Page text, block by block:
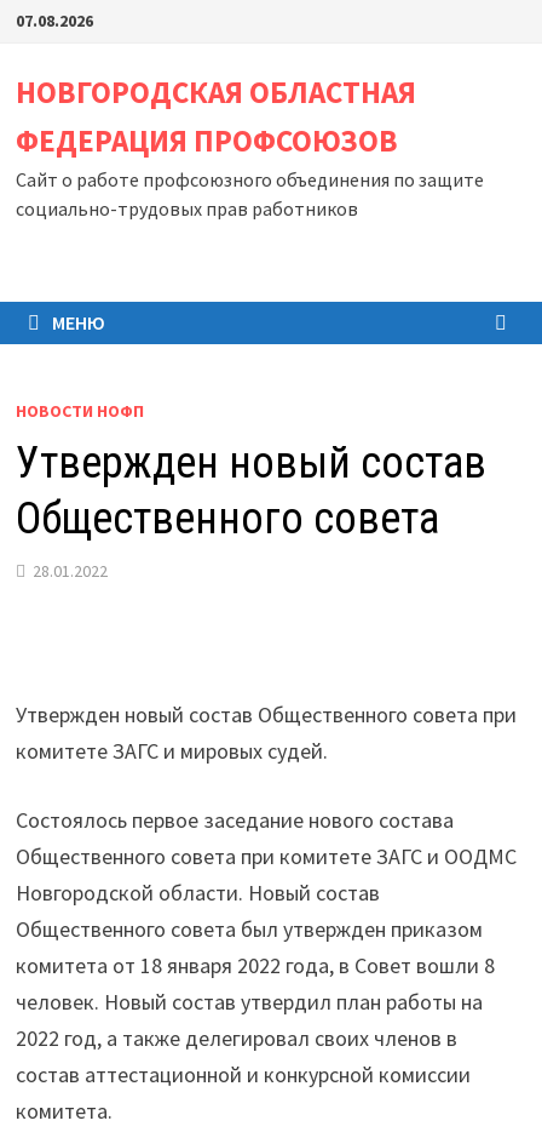
Перейти
содержимому
07.08.2026
НОВГОРОДСКАЯ ОБЛАСТНАЯ
ФЕДЕРАЦИЯ ПРОФСОЮЗОВ
Сайт о работе профсоюзного объединения по защите
социально-трудовых прав работников
МЕНЮ
НОВОСТИ НОФП
Утвержден новый состав
Общественного совета
28.01.2022
Утвержден новый состав Общественного совета при
комитете ЗАГС и мировых судей.
Состоялось первое заседание нового состава
Общественного совета при комитете ЗАГС и ООДМС
Новгородской области. Новый состав
Общественного совета был утвержден приказом
комитета от 18 января 2022 года, в Совет вошли 8
человек. Новый состав утвердил план работы на
2022 год, а также делегировал своих членов в
состав аттестационной и конкурсной комиссии
комитета.